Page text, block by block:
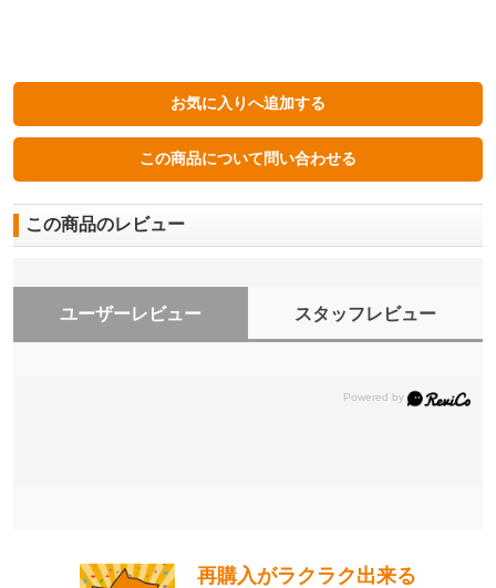
この商品のレビュー
ユーザーレビュー スタッフレビュー
再購入がラクラク出来る